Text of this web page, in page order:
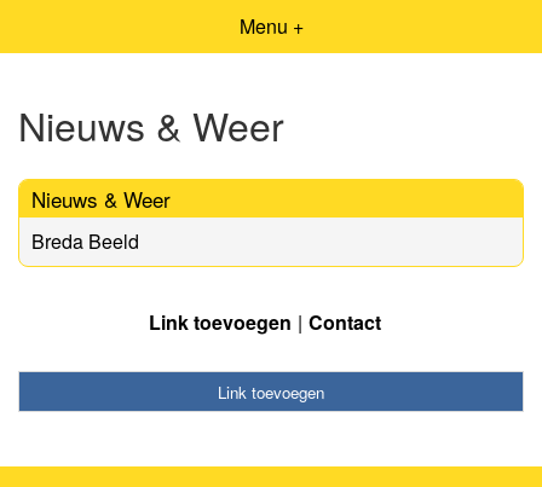
Menu +
Nieuws & Weer
Nieuws & Weer
Breda Beeld
Link toevoegen Contact
Link toevoegen